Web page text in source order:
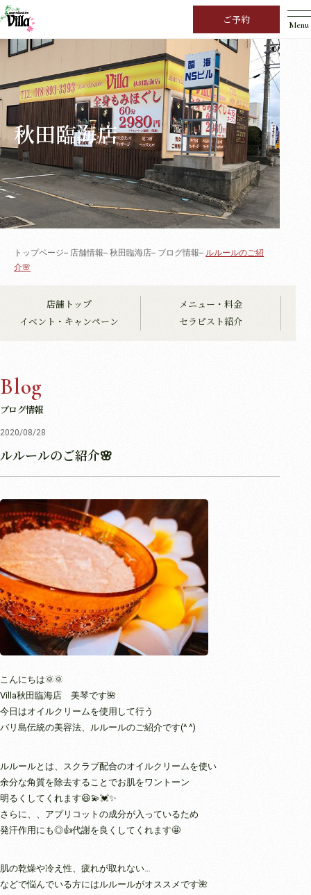
ご予約 Menu
店舗トップ
メニュー・料金
イベント・キャンペーン
セラピスト紹介
秋田臨海店
トップページ 店舗情報 秋田臨海店 ブログ情報
ルルールのご紹
介🌸
Blog
ブログ情報
2020/08/28
ルルールのご紹介🌸
こんにちは🌞🌞
Villa秋田臨海店 美琴です🌺
今日はオイルクリームを使用して行う
バリ島伝統の美容法、ルルールのご紹介です(^ ^)
ルルールとは、スクラブ配合のオイルクリームを使い
余分な角質を除去することでお肌をワントーン
明るくしてくれます😆💫💓✨
さらに、、アプリコットの成分が入っているため
発汗作用にも◎👍代謝を良くしてくれます🤩
肌の乾燥や冷え性、疲れが取れない…
などで悩んでいる方にはルルールがオススメです🌺